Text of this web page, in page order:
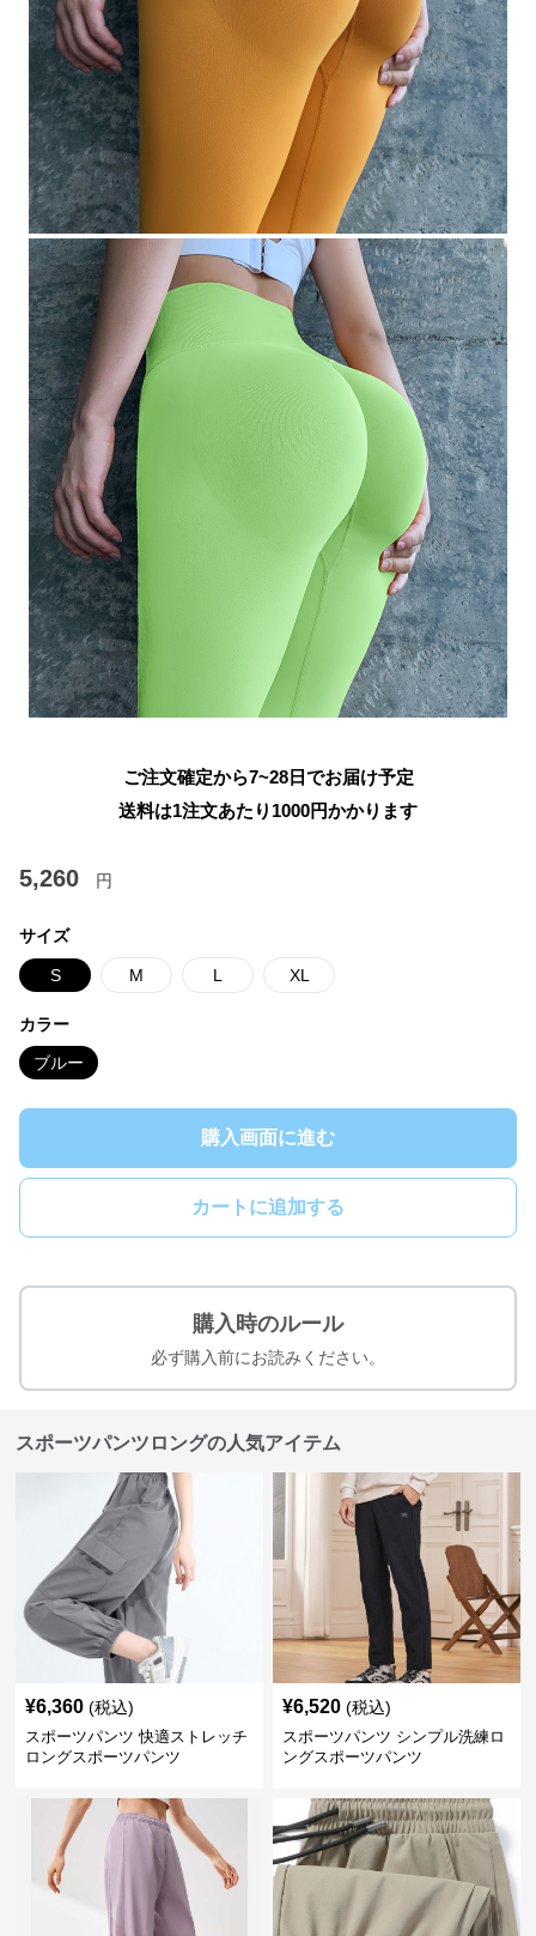
ご注文確定から7~28日でお届け予定
送料は1注文あたり 1000円かかります
5,260 円
サイズ
S M L XL
カラー
ブルー
購入画面に進む
カートに追加する
購入時のルール
必ず購入前にお読みください。
スポーツパンツロングの人気アイテム
¥6,360 (税込)
スポーツパンツ 快適ストレッチ
ロングスポーツパンツ
¥6,520 (税込)
スポーツパンツ シンプル洗練ロ
ングスポーツパンツ